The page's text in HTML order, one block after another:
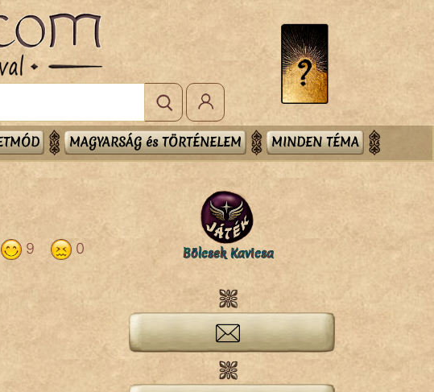
MAGYARSÁG és TÖRTÉNELEM MINDEN TÉMA
0
9 Bölcsek Kavicsa